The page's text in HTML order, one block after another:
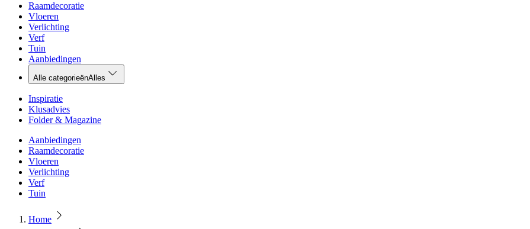
Raamdecoratie
Vloeren
Verlichting
Verf
Tuin
Aanbiedingen
Alle categorieënAlles
Inspiratie
Klusadvies
Folder & Magazine
Aanbiedingen
Raamdecoratie
Vloeren
Verlichting
Verf
Tuin
Home